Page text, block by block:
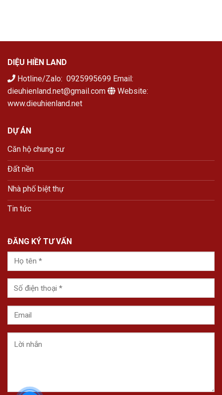
DIỆU HIỀN LAND
Hotline/Zalo: 0925995699 Email:
dieuhienland.net@gmail.com
Website:
www.dieuhienland.net
DỰ ÁN
Căn hộ chung cư
Đất nền
Nhà phố biệt thự
Tin tức
ĐĂNG KÝ TƯ VẤN